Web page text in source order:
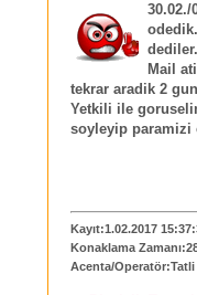
Mail
tekrar aradik 2
Yetkili ile
soyleyip paramizi
Kayıt:1.02.2017
Konaklama
Acenta/Operatör:Tatli